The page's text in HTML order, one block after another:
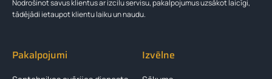
Nodrošinot savus klientus ar izcilu servisu, pakalpojumus uzsākot laicīgi,
tādējādi ietaupot klientu laiku un naudu.
Pakalpojumi Izvēlne